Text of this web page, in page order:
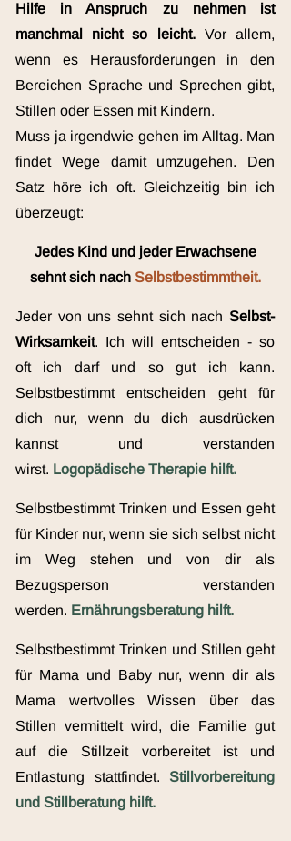
Hilfe in Anspruch zu nehmen ist
manchmal nicht so leicht.Vor allem,
wenn es Herausforderungen in den
Bereichen Sprache und Sprechen gibt,
Stillen oder Essen mit Kindern.
Muss ja irgendwie gehen im Alltag. Man
findet Wege damit umzugehen. Den
Satz höre ich oft. Gleichzeitig bin ich
überzeugt:
Jedes Kind und jeder Erwachsene
sehnt sich nach Selbstbestimmtheit.
Jeder von uns sehnt sich nach Selbst-
Wirksamkeit. Ich will entscheiden - so
oft ich darf und so gut ich kann.
Selbstbestimmt entscheiden geht für
dich nur, wenn du dich ausdrücken
kannst und verstanden
wirst. Logopädische Therapie hilft.
Selbstbestimmt Trinken und Essen geht
für Kinder nur, wenn sie sich selbst nicht
im Weg stehen und von dir als
Bezugsperson verstanden
werden. Ernährungsberatung hilft.
SelbstbestimmtTrinken und Stillen geht
für Mama und Baby nur, wenn dir als
Mama wertvolles Wissen über das
Stillen vermittelt wird, die Familie gut
auf die Stillzeit vorbereitet ist und
Entlastung stattfindet.
Stillvorbereitung
und Stillberatung hilft.